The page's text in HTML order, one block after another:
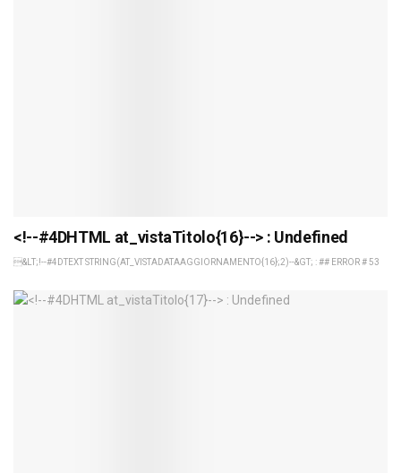
<!--#4DHTML at_vistaTitolo{16}--> : Undefined
&LT;!--#4DTEXT STRING(AT_VISTADATAAGGIORNAMENTO{16};2)--&GT; : ## ERROR # 53